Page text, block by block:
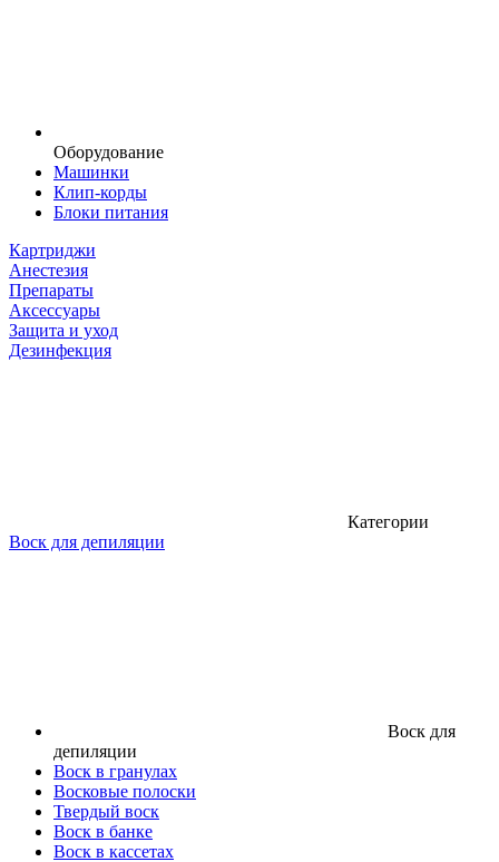
Оборудование
Машинки
Клип-корды
Блоки питания
Картриджи
Анестезия
Препараты
Аксессуары
Защита и уход
Дезинфекция
Категории
Воск для депиляции
Воск для
депиляции
Воск в гранулах
Восковые полоски
Твердый воск
Воск в банке
Воск в кассетах